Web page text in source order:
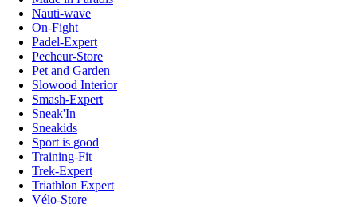
Nauti-wave
On-Fight
Padel-Expert
Pecheur-Store
Pet and Garden
Slowood Interior
Smash-Expert
Sneak'In
Sneakids
Sport is good
Training-Fit
Trek-Expert
Triathlon Expert
Vélo-Store